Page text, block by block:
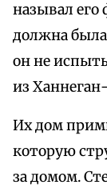
называл его
должна
он не
из
Их дом
которую
за домом.